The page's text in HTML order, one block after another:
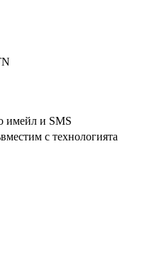
имейл и SMS
с технологията